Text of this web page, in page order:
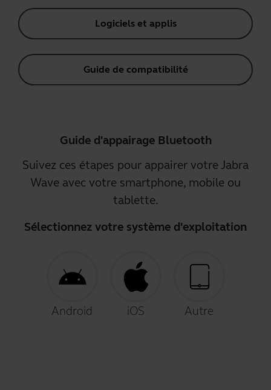
Logiciels et applis
Guide de compatibilité
Guide d'appairage Bluetooth
Suivez ces étapes pour appairer votre Jabra
Wave avec votre smartphone, mobile ou
tablette.
Sélectionnez votre système d'exploitation
Android iOS Autre